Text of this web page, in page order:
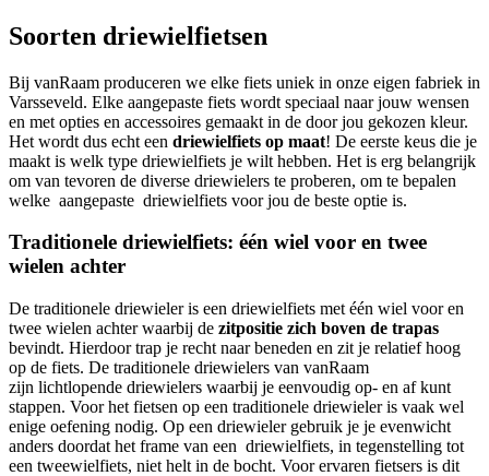
Soorten driewielfietsen
Bij vanRaam produceren we elke fiets uniek in onze eigen fabriek in
Varsseveld. Elke aangepaste fiets wordt speciaal naar jouw wensen
en met opties en accessoires gemaakt in de door jou gekozen kleur.
Het wordt dus echt een driewielfiets op maat! De eerste keus die je
maakt is welk type driewielfiets je wilt hebben. Het is erg belangrijk
om van tevoren de diverse driewielers te proberen, om te bepalen
welke aangepaste driewielfiets voor jou de beste optie is.
Traditionele driewielfiets: één wiel voor en twee
wielen achter
De traditionele driewieler is een driewielfiets met één wiel voor en
twee wielen achter waarbij de zitpositie zich boven de trapas
bevindt. Hierdoor trap je recht naar beneden en zit je relatief hoog
op de fiets. De traditionele driewielers van vanRaam
zijn lichtlopende driewielers waarbij je eenvoudig op- en af kunt
stappen. Voor het fietsen op een traditionele driewieler is vaak wel
enige oefening nodig. Op een driewieler gebruik je je evenwicht
anders doordat het frame van een driewielfiets, in tegenstelling tot
een tweewielfiets, niet helt in de bocht. Voor ervaren fietsers is dit